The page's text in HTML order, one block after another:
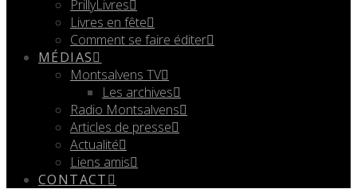
PrillyLivres
Livres en fête
Comment se faire éditer
MÉDIAS
Montsalvens TV
Les archives
Radio Montsalvens
Articles de presse
Actualité
Liens amis
CONTACT